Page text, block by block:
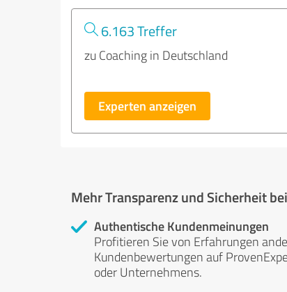
6.163 Treffer
zu Coaching in Deutschland
Experten anzeigen
Mehr Transparenz und Sicherheit
Authentische Kundenmeinungen
Profitieren Sie von Erfahrungen
Kundenbewertungen auf
oder Unternehmens.